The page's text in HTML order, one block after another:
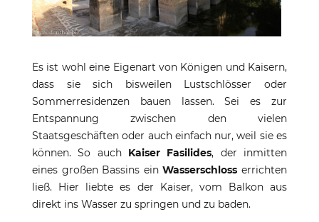
Es ist wohl eine Eigenart von Königen und Kaisern,
dass sie sich bisweilen Lustschlösser oder
Sommerresidenzen bauen lassen. Sei es zur
Entspannung zwischen den vielen
Staatsgeschäften oder auch einfach nur, weil sie es
können. So auch Kaiser Fasilides, der inmitten
eines großen Bassins einWasserschloss errichten
ließ. Hier liebte es der Kaiser, vom Balkon aus
direkt ins Wasser zu springen und zu baden.